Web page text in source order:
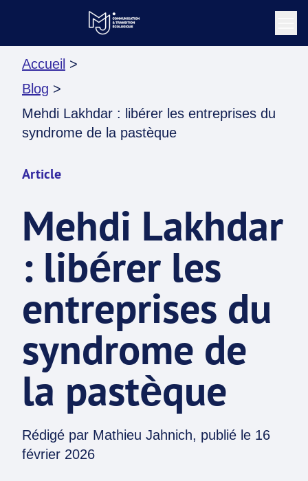
Accueil >
Blog >
Mehdi Lakhdar : libérer les entreprises du
syndrome de la pastèque
Article
Mehdi Lakhdar
: libérer les
entreprises du
syndrome de
la pastèque
Rédigé par Mathieu Jahnich, publié le 16
février 2026